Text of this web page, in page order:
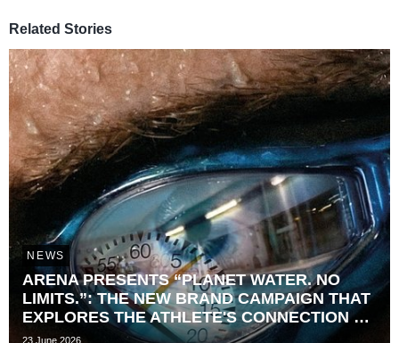
Related Stories
NEWS
ARENA PRESENTS “PLANET WATER. NO
LIMITS.”: THE NEW BRAND CAMPAIGN THAT
EXPLORES THE ATHLETE'S CONNECTION TO
TIME
23 June 2026